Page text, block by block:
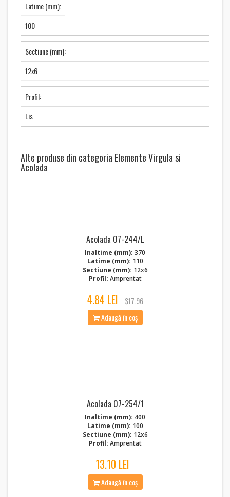
Latime (mm):
100
Sectiune (mm):
12x6
Profil:
Lis
Alte produse din categoria Elemente Virgula si
Acolada
Acolada 07-244/L
Inaltime (mm): 370
Latime (mm): 110
Sectiune (mm): 12x6
Profil: Amprentat
4.84 LEI
$17.96
Adaugă în coș
Acolada 07-254/1
Inaltime (mm): 400
Latime (mm): 100
Sectiune (mm): 12x6
Profil: Amprentat
13.10 LEI
Adaugă în coș